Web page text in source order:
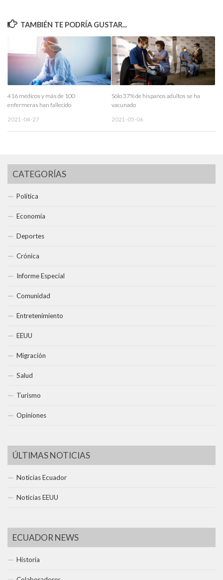
TAMBIÉN TE PODRÍA GUSTAR...
416 médicos y más de 100
enfermeras han fallecido
2021-04-27
Sólo 37% de hispanos adultos se ha
vacunado
2021-05-06
CATEGORÍAS
Política
Economía
Deportes
Crónica
Informe Especial
Comunidad
Entretenimiento
EEUU
Migración
Salud
Turismo
Opiniones
ÚLTIMAS NOTICIAS
Noticias Ecuador
Noticias EEUU
ECUADOR NEWS
Historia